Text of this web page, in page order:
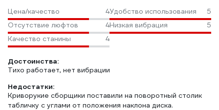
Цена/качество 4Удобство использования
5
Отсутствие люфтов
4Низкая вибрация
5
Качество станины
4
Достоинства:
Тихо работает, нет вибрации
Недостатки:
Криворукие сборщики поставили на поворотный столик
табличку с углами от положения наклона диска.